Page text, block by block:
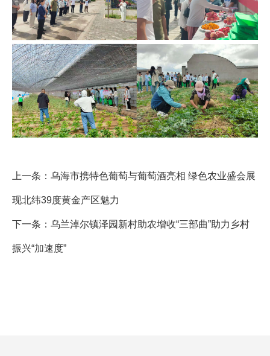
上一条： 乌海市携特色葡萄与葡萄酒亮相 绿色农业盛会展
现北纬39度黄金产区魅力
下一条： 乌兰淖尔镇泽园新村助农增收“三部曲”助力乡村
振兴“加速度”